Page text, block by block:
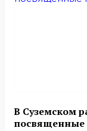
В Суземском
посвященные